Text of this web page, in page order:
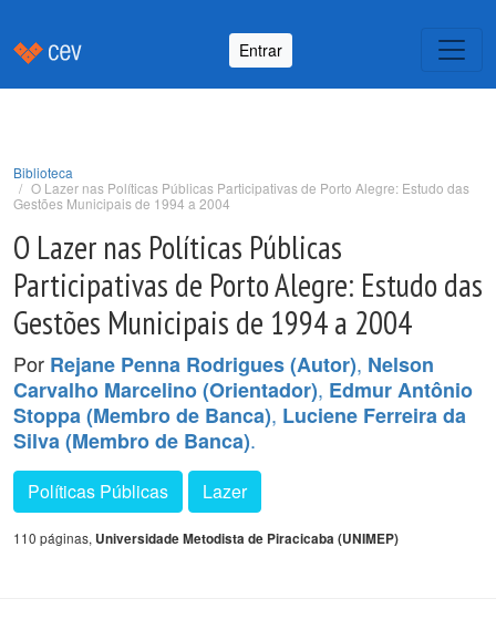
Entrar
Biblioteca
O Lazer nas Políticas Públicas Participativas de Porto Alegre: Estudo das
Gestões Municipais de 1994 a 2004
O Lazer nas Políticas Públicas
Participativas de Porto Alegre: Estudo das
Gestões Municipais de 1994 a 2004
Por Rejane Penna Rodrigues (Autor), Nelson
Carvalho Marcelino (Orientador), Edmur Antônio
Stoppa (Membro de Banca), Luciene Ferreira da
Silva (Membro de Banca).
Políticas Públicas Lazer
110 páginas, Universidade Metodista de Piracicaba (UNIMEP)